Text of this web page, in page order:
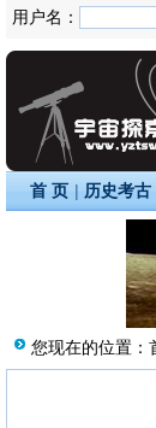
用户名：
首 页 | 历史考古
您现在的位置：